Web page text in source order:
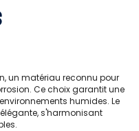
un matériau reconnu pour
Ce choix garantit une
humides. Le
s'harmonisant